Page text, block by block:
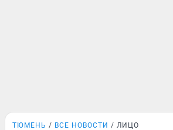
ТЮМЕНЬ ВСЕ НОВОСТИ ЛИЦО